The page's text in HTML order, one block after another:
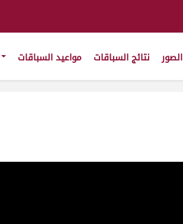
الصور نتائج السباقات مواعيد السباقات